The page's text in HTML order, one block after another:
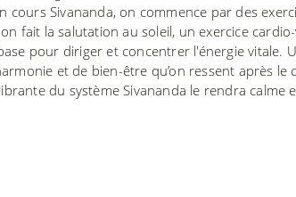
Sivananda, on commence par des
fait la salutation au soleil, un exercice
pour diriger et concentrer l'énergie vitale.
et de bien-être qu’on ressent après le
du système Sivananda le rendra calme